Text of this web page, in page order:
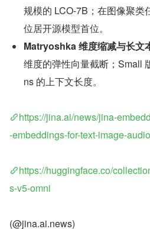
规模的 LCO-7B；在图像聚类
位居开源模型首位。
Matryoshka 维度缩减与长文
维度的弹性向量截断；Small
ns 的上下文长度。
https://jina.ai/news/jina-
-embeddings-for-text-image-
https://huggingface.co/
s-v5-omni
(@jina.ai.news)